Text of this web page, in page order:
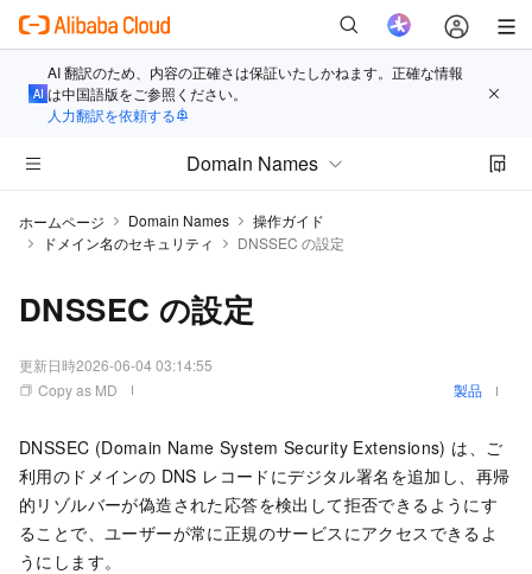
AI 翻訳のため、内容の正確さは保証いたしかねます。正確な情報
は中国語版をご参照ください。
人力翻訳を依頼する
Domain Names
ホームページ Domain Names
操作ガイド
ドメイン名のセキュリティ
DNSSEC の設定
DNSSEC の設定
更新日時2026-06-04 03:14:55
Copy as MD
製品
DNSSEC (Domain Name System Security Extensions) は、ご
利用のドメインの DNS レコードにデジタル署名を追加し、再帰
的リゾルバーが偽造された応答を検出して拒否できるようにす
ることで、ユーザーが常に正規のサービスにアクセスできるよ
うにします。